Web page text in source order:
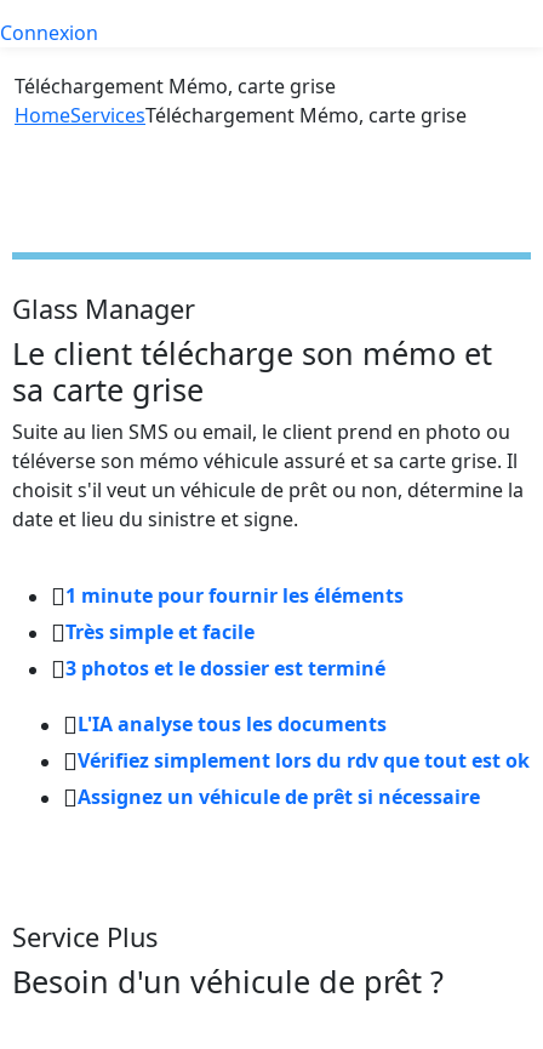
Connexion
Téléchargement Mémo, carte grise
HomeServicesTéléchargement Mémo, carte grise
Glass Manager
Le client télécharge son mémo et
sa carte grise
Suite au lien SMS ou email, le client prend en photo ou
téléverse son mémo véhicule assuré et sa carte grise. Il
choisit s'il veut un véhicule de prêt ou non, détermine la
date et lieu du sinistre et signe.
1 minute pour fournir les éléments
Très simple et facile
3 photos et le dossier est terminé
L'IA analyse tous les documents
Vérifiez simplement lors du rdv que tout est ok
Assignez un véhicule de prêt si nécessaire
Service Plus
Besoin d'un véhicule de prêt ?